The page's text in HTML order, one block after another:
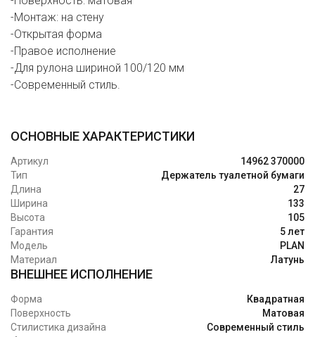
-Монтаж: на стену
-Открытая форма
-Правое исполнение
-Для рулона шириной 100/120 мм
-Современный стиль.
ОСНОВНЫЕ ХАРАКТЕРИСТИКИ
Артикул
14962 370000
Тип
Держатель туалетной бумаги
Длина
27
Ширина
133
Высота
105
Гарантия
5 лет
Модель
PLAN
Материал
Латунь
ВНЕШНЕЕ ИСПОЛНЕНИЕ
Форма
Квадратная
Поверхность
Матовая
Стилистика дизайна
Современный стиль